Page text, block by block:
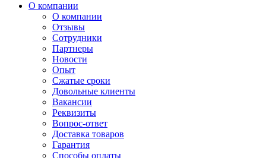
О компании
О компании
Отзывы
Сотрудники
Партнеры
Новости
Опыт
Сжатые сроки
Довольные клиенты
Вакансии
Реквизиты
Вопрос-ответ
Доставка товаров
Гарантия
Способы оплаты